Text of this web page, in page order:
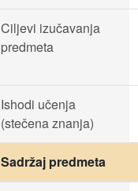
Ciljevi izučavanja
predmeta
Ishodi učenja
(stečena znanja)
Sadržaj predmeta